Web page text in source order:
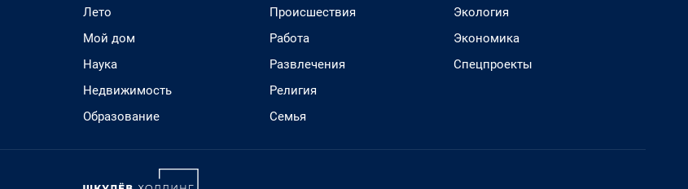
Лето
Мой дом
Наука
Недвижимость
Образование
Происшествия
Работа
Развлечения
Религия
Семья
Экология
Экономика
Спецпроекты